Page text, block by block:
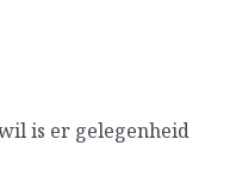
is er gelegenheid